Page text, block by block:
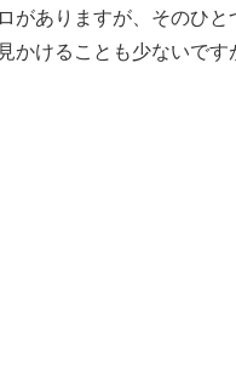
がありますが、そのひと
かけることも少ないで